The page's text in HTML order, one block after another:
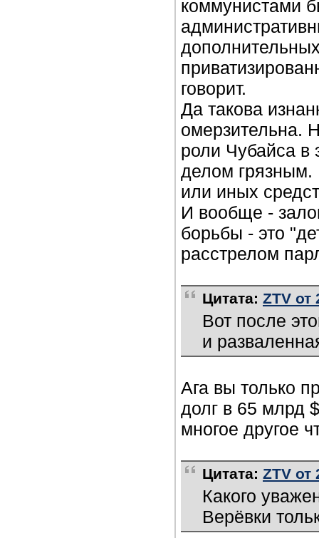
коммунистами
говорит.
Да такова
омерзительна.
роли Чубайса в
делом грязным.
или иных
И вообще -
борьбы - это
расстрелом
Цитата: ZTV от
Вот после
и
Ага вы только
долг в 65 млрд
многое другое
Цитата: ZTV от
Какого
Верёвки